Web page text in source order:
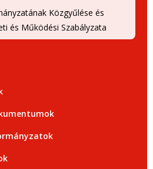
Közgyűlése és
és Működési Szabályzata